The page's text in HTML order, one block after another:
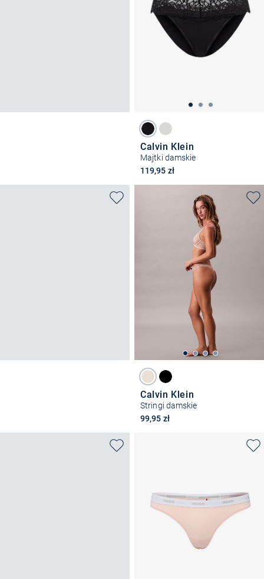
Calvin Klein
Majtki damskie
119,95 zł
Calvin Klein
Stringi damskie
99,95 zł